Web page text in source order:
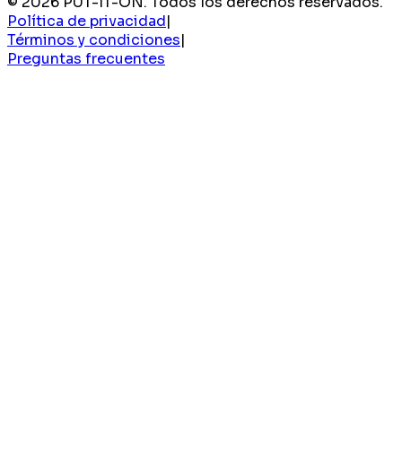
Política de privacidad|
Términos y condiciones|
Preguntas frecuentes